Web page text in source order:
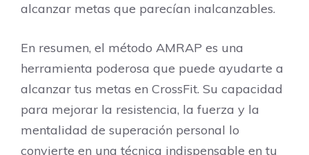
alcanzar metas que parecían inalcanzables.
En resumen, el método AMRAP es una
herramienta poderosa que puede ayudarte a
alcanzar tus metas en CrossFit. Su capacidad
para mejorar la resistencia, la fuerza y la
mentalidad de superación personal lo
convierte en una técnica indispensable en tu